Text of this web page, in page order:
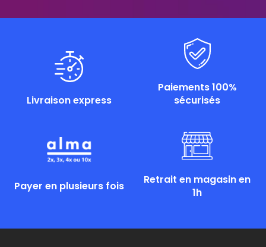
Livraison express
Paiements 100%
sécurisés
Payer en plusieurs fois
Retrait en magasin en
1h